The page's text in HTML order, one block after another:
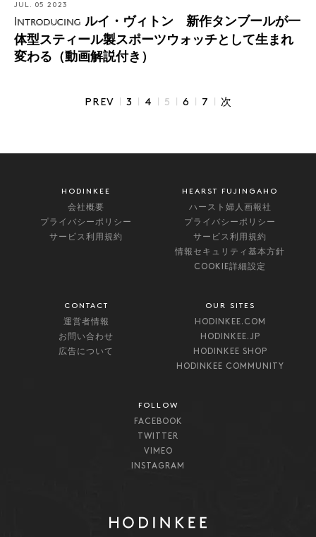
JUL. 05 2023
Introducing ルイ・ヴィトン 新作タンブールが一
体型スティール製スポーツウォッチとして生まれ
変わる（動画解説付き）
PREV | 3 | 4 | 5 | 6 | 7 | 次
HODINKEE
会社概要
プライバシーポリシー
サービス利用規約
HEARST FUJINGAHO
ハースト婦人画報社
プライバシーポリシー
サービス利用規約
情報セキュリティ基本方針
COOKIE詳細設定
CONTACT
運営者情報
お問い合わせ
広告について
OUR SITES
HODINKEE.COM
HODINKEE.JP
HODINKEE SHOP
HODINKEE COMMUNITY
FOLLOW
FACEBOOK
TWITTER
VIMEO
INSTAGRAM